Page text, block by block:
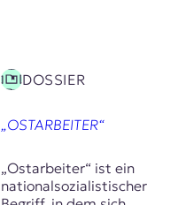
DOSSIER
„OSTARBEITER“
„Ostarbeiter“ ist ein
nationalsozialistischer